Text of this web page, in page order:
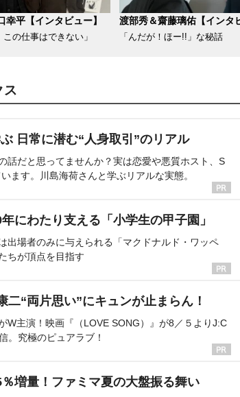
平【インタビュー】
の仕事はできない」
渡部秀＆齋藤璃佑【インタ
「んだが！ほー!!」な秘話
ス
日常に潜む“人身取引”のリアル
話だと思ってませんか？実は恋愛や悪質ホスト、S
ます。川島海荷さんと学ぶリアルな実態。
にわたり支える「小学生の甲子園」
出場者のみに与えられる「マクドナルド・ワッペ
ちが頂点を目指す
二“両片思い”にキュンが止まらん！
W主演！映画『（LOVE SONG）』が8／５よりJ:C
。究極のピュアラブ！
増量！ファミマ夏の大盤振る舞い